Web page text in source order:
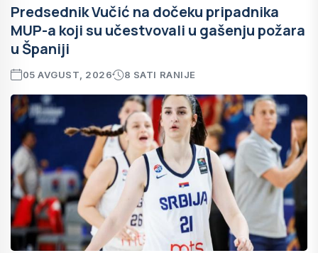
Predsednik Vučić na dočeku pripadnika
MUP-a koji su učestvovali u gašenju požara
u Španiji
05 AVGUST, 2026 8 SATI RANIJE